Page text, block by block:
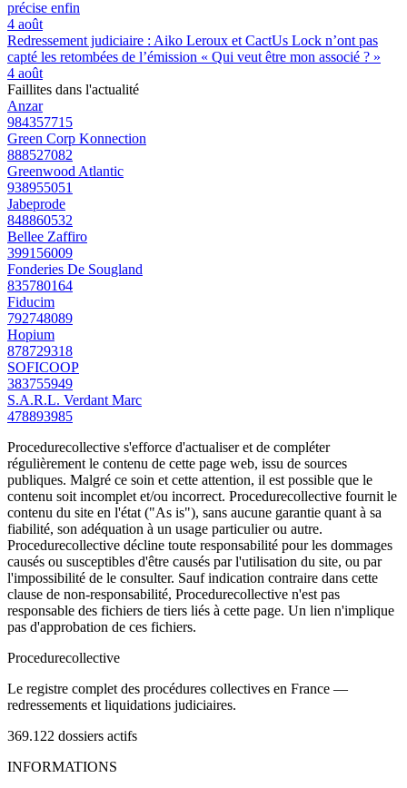
précise enfin
4 août
Redressement judiciaire : Aiko Leroux et CactUs Lock n’ont pas
capté les retombées de l’émission « Qui veut être mon associé ? »
4 août
Faillites dans l'actualité
Anzar
984357715
Green Corp Konnection
888527082
Greenwood Atlantic
938955051
Jabeprode
848860532
Bellee Zaffiro
399156009
Fonderies De Sougland
835780164
Fiducim
792748089
Hopium
878729318
SOFICOOP
383755949
S.A.R.L. Verdant Marc
478893985
Procedurecollective s'efforce d'actualiser et de compléter
régulièrement le contenu de cette page web, issu de sources
publiques. Malgré ce soin et cette attention, il est possible que le
contenu soit incomplet et/ou incorrect. Procedurecollective fournit le
contenu du site en l'état ("As is"), sans aucune garantie quant à sa
fiabilité, son adéquation à un usage particulier ou autre.
Procedurecollective décline toute responsabilité pour les dommages
causés ou susceptibles d'être causés par l'utilisation du site, ou par
l'impossibilité de le consulter. Sauf indication contraire dans cette
clause de non-responsabilité, Procedurecollective n'est pas
responsable des fichiers de tiers liés à cette page. Un lien n'implique
pas d'approbation de ces fichiers.
Procedurecollective
Le registre complet des procédures collectives en France —
redressements et liquidations judiciaires.
369.122 dossiers actifs
INFORMATIONS